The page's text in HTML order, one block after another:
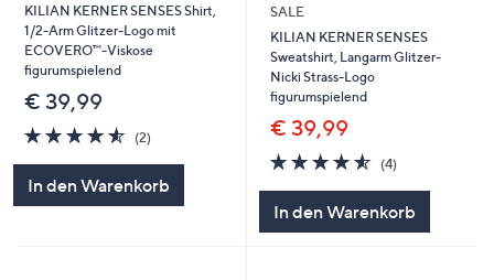
KILIAN KERNER SENSES Shirt,
1/2-Arm Glitzer-Logo mit
ECOVERO™-Viskose
figurumspielend
€ 39,99
4.5
von
(2)
In den Warenkorb
SALE
KILIAN KERNER SENSES
Sweatshirt, Langarm Glitzer-
Nicki Strass-Logo
figurumspielend
€ 39,99
4.5
von
5
(4)
In den Warenkorb